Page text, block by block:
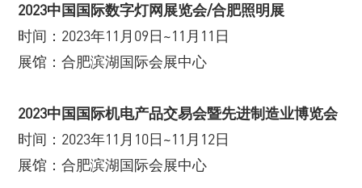
2023中国国际数字灯网展览会/合肥照明展
时间：2023年11月09日~11月11日
展馆：合肥滨湖国际会展中心
2023中国国际机电产品交易会暨先进制造业博览会
时间：2023年11月10日~11月12日
展馆：合肥滨湖国际会展中心